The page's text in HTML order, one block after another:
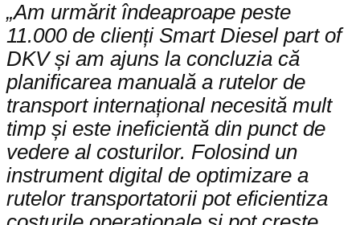
„Am urmărit îndeaproape peste
11.000 de clienți Smart Diesel part of
DKV și am ajuns la concluzia că
planificarea manuală a rutelor de
transport internațional necesită mult
timp și este ineficientă din punct de
vedere al costurilor. Folosind un
instrument digital de optimizare a
rutelor transportatorii pot eficientiza